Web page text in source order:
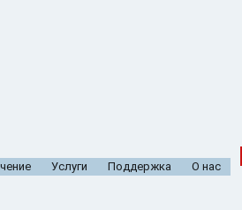
Услуги Поддержка О нас